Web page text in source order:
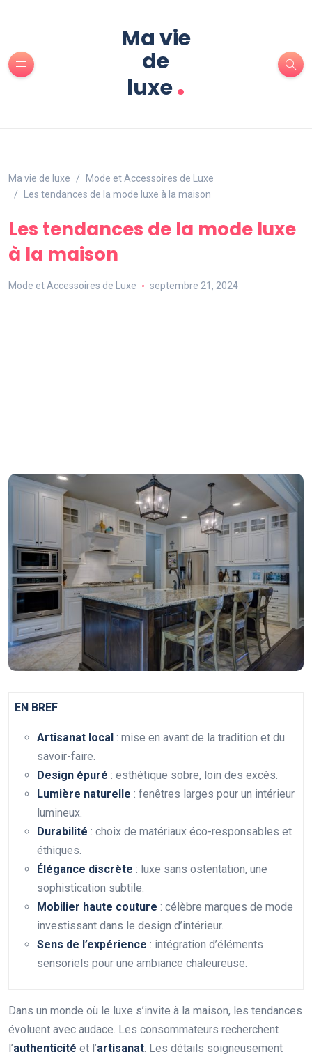
Ma vie
de
luxe.
Ma vie de luxe
Mode et Accessoires de Luxe
Les tendances de la mode luxe à la maison
Les tendances de la mode luxe
à la maison
Mode et Accessoires de Luxe septembre 21, 2024
EN BREF
Artisanat local : mise en avant de la tradition et du
savoir-faire.
Design épuré : esthétique sobre, loin des excès.
Lumière naturelle : fenêtres larges pour un intérieur
lumineux.
Durabilité : choix de matériaux éco-responsables et
éthiques.
Élégance discrète : luxe sans ostentation, une
sophistication subtile.
Mobilier haute couture : célèbre marques de mode
investissant dans le design d’intérieur.
Sens de l’expérience : intégration d’éléments
sensoriels pour une ambiance chaleureuse.
Dans un monde où le luxe s’invite à la maison, les tendances
évoluent avec audace. Les consommateurs recherchent
l’authenticité et l’artisanat. Les détails soigneusement